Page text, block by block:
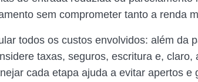
sem comprometer tanto a renda
todos os custos envolvidos: além da
taxas, seguros, escritura e, claro,
cada etapa ajuda a evitar apertos e